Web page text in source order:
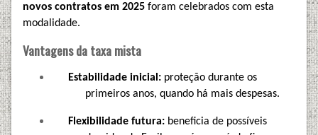
novos contratos em 2025 foram celebrados com esta
modalidade.
Vantagens da taxa mista
Estabilidade inicial: proteção durante os
primeiros anos, quando há mais despesas.
Flexibilidade futura: beneficia de possíveis